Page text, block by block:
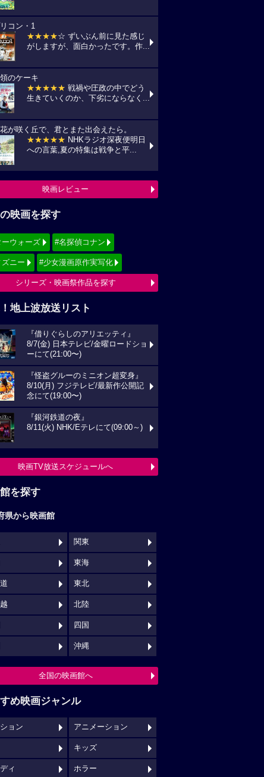
コン・1
★★★★☆ ずいぶん前に見た感じ
がしますが、面白かったです。作...
のケーキ
★★★★★ 戦禍や圧政の中でどう
生きていくのか、下劣にならなく...
が咲く丘で、君とまた出会えたら。
★★★★★ NHKラジオ深夜便明日
への言葉,夏の特集は戦争と平...
映画レビュー
映画を探す
ーウォーズ #名探偵コナン
ニー #少女漫画原作実写化
シリーズ・映画祭作品を探す
地上波放送リスト
『借りぐらしのアリエッティ』
8/7(金) 日本テレビ/金曜ロードショ
ーにて(21:00〜)
『怪盗グルーのミニオン超変身』
8/10(月) フジテレビ/最新作公開記
念にて(19:00〜)
『銀河鉄道の夜』
8/11(火) NHK/Eテレにて(09:00～)
映画TV放送スケジュールへ
を探す
県から映画館
関東
東海
東北
北陸
四国
沖縄
全国の映画館へ
め映画ジャンル
ョン アニメーション
キッズ
ィ ホラー